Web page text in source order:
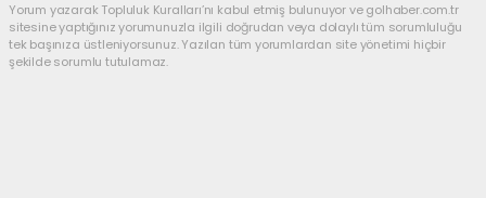
Yorum yazarak Topluluk Kuralları’nı kabul etmiş bulunuyor ve golhaber.com.tr
sitesine yaptığınız yorumunuzla ilgili doğrudan veya dolaylı tüm sorumluluğu
tek başınıza üstleniyorsunuz. Yazılan tüm yorumlardan site yönetimi hiçbir
şekilde sorumlu tutulamaz.